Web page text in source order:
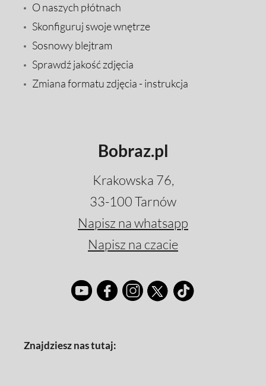
O naszych płótnach
Skonfiguruj swoje wnętrze
Sosnowy blejtram
Sprawdź jakość zdjęcia
Zmiana formatu zdjęcia - instrukcja
Bobraz.pl
Krakowska 76,
33-100 Tarnów
Napisz na whatsapp
Napisz na czacie
Znajdziesz nas tutaj: